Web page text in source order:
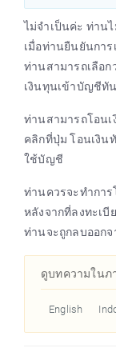
ไม่จำเป็นค่ะ ท่าน
เมื่อท่านยืนยันกา
ท่านสามารถเลือ
เงินทุนเข้าบัญชีทั
ท่านสามารถโอน
คลิกที่ปุ่มโอนเงิน
ใช้บัญชี
ท่านควรจะทำกา
หลังจากที่ลงทะเ
ท่านจะถูกลบออกจ
ดูบทความในภ
English